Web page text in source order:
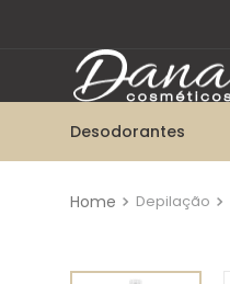
Desodorantes
Depilação